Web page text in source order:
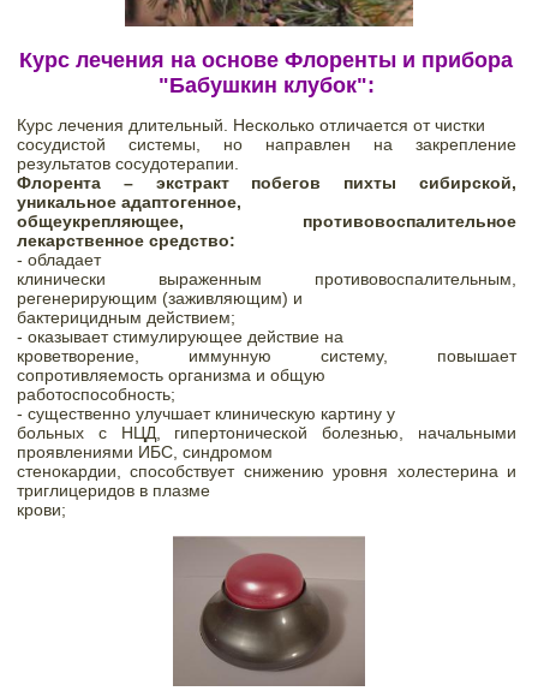
Курс лечения на основе Флоренты и прибора
"Бабушкин клубок":
Курс лечения длительный. Несколько отличается от чистки
сосудистой системы, но направлен на закрепление
результатов сосудотерапии.
Флорента – экстракт побегов пихты сибирской,
уникальное адаптогенное,
общеукрепляющее, противовоспалительное
лекарственное средство:
- обладает
клинически выраженным противовоспалительным,
регенерирующим (заживляющим) и
бактерицидным действием;
- оказывает стимулирующее действие на
кроветворение, иммунную систему, повышает
сопротивляемость организма и общую
работоспособность;
- существенно улучшает клиническую картину у
больных с НЦД, гипертонической болезнью, начальными
проявлениями ИБС, синдромом
стенокардии, способствует снижению уровня холестерина и
триглицеридов в плазме
крови;